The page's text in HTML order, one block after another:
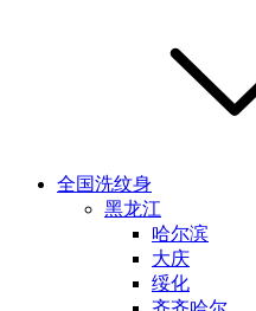
全国洗纹身
黑龙江
哈尔滨
大庆
绥化